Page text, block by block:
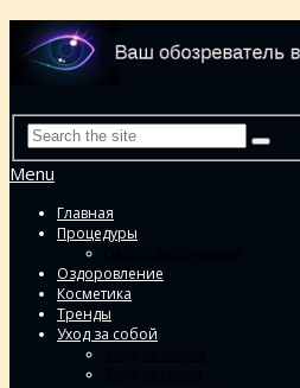
Menu
Главная
Процедуры
Оздоровление
Косметика
Тренды
Уход за собой